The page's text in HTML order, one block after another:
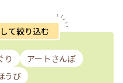
て絞り込む
り
アートさんぽ
うび